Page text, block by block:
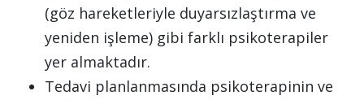
(göz hareketleriyle duyarsızlaştırma ve
yeniden işleme) gibi farklı psikoterapiler
yer almaktadır.
Tedavi planlanmasında psikoterapinin ve